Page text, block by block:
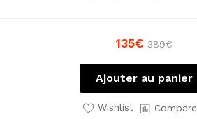
135€ 389€
Ajouter au panier
Wishlist Compare